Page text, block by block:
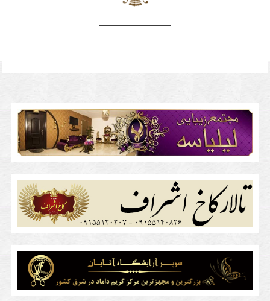
mardaneh